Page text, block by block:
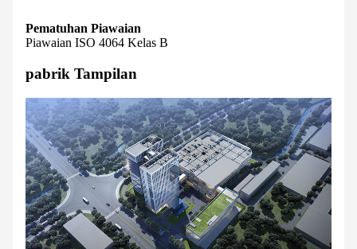
Pematuhan Piawaian
Piawaian ISO 4064 Kelas B
pabrik Tampilan